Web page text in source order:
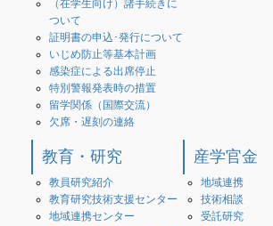
（在学生向け）諸手続きに
ついて
証明書の申込･発行について
いじめ防止等基本計画
感染症による出席停止
特別警報発表時の措置
留学関係（国際交流）
欠席・遅刻の連絡
教育・研究
教員研究紹介
教育研究技術支援センター
地域連携センター
産学官金
地域連携
技術相談
受託研究